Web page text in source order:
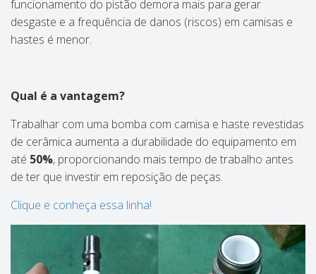
funcionamento do pistão demora mais para gerar
desgaste e a frequência de danos (riscos) em camisas e
hastes é menor.
Qual é a vantagem?
Trabalhar com uma bomba com camisa e haste revestidas
de cerâmica aumenta a durabilidade do equipamento em
até 50%, proporcionando mais tempo de trabalho antes
de ter que investir em reposição de peças.
Clique e conheça essa linha!